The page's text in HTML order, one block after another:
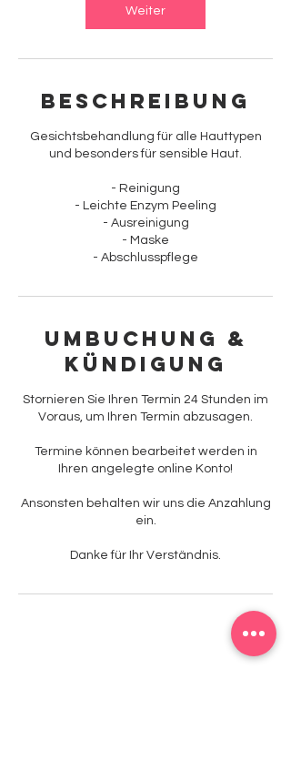
Weiter
Beschreibung
Gesichtsbehandlung für alle Hauttypen
und besonders für sensible Haut.
- Reinigung
- Leichte Enzym Peeling
- Ausreinigung
- Maske
- Abschlusspflege
Umbuchung &
Kündigung
Stornieren Sie Ihren Termin 24 Stunden im
Voraus, um Ihren Termin abzusagen.
Termine können bearbeitet werden in
Ihren angelegte online Konto!
Ansonsten behalten wir uns die Anzahlung
ein.
Danke für Ihr Verständnis.